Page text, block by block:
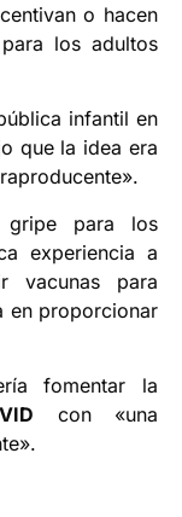
o hacen
los adultos
infantil en
que la idea era
gripe para los
experiencia a
vacunas para
en proporcionar
fomentar la
con «una